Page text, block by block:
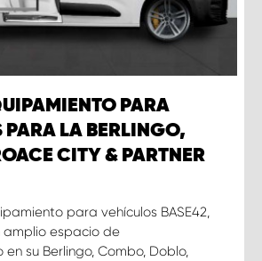
PARA
PARA LA BERLINGO,
CITY & PARTNER
para vehículos BASE42,
espacio de
su Berlingo, Combo, Doblo,